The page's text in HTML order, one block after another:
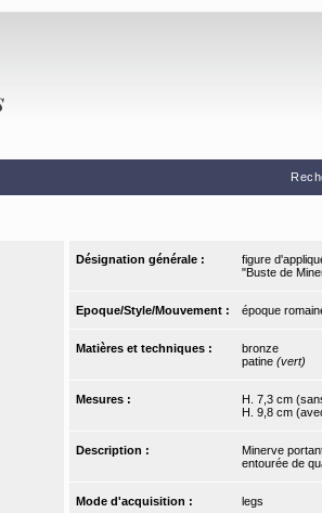
Désignation générale :
figure
"Buste de
Epoque/Style/Mouvement : époque
Matières et techniques :
bronze
patine (vert)
Mesures :
H. 7,3 cm
H. 9,8 cm
Description :
Minerve
entourée de
Mode d'acquisition : legs